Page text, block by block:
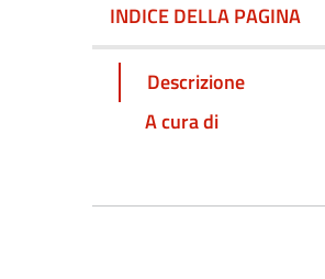
INDICE DELLA PAGINA
Descrizione
A cura di